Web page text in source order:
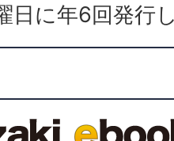
日に年6回発行